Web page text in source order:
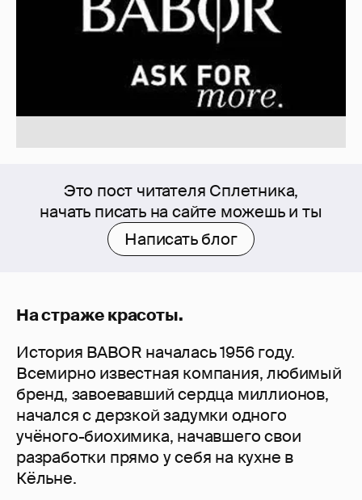
Это пост читателя Сплетника,
начать писать на сайте можешь и ты
Написать блог
На страже красоты.
История BABOR началась 1956 году.
Всемирно известная компания, любимый
бренд, завоевавший сердца миллионов,
начался с дерзкой задумки одного
учёного-биохимика, начавшего свои
разработки прямо у себя на кухне в
Кёльне.